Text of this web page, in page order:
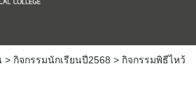
> กิจกรรมนักเรียนปี2568 > กิจกรรมพิธีไหว้